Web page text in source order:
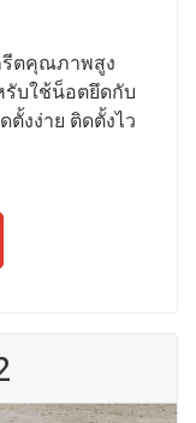
รีตคุณภาพสูง
รับใช้น็อตยึดกับ
งง่าย ติดตั้งไว